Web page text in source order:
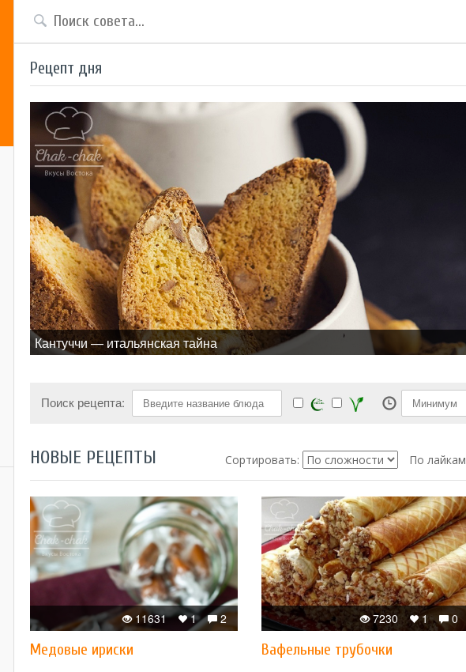
Рецепт дня
Кантуччи — итальянская тайна
Поиск рецепта:
НОВЫЕ РЕЦЕПТЫ Сортировать: По лайкам
2
1
11631
Медовые ириски
0
1
7230
Вафельные трубочки